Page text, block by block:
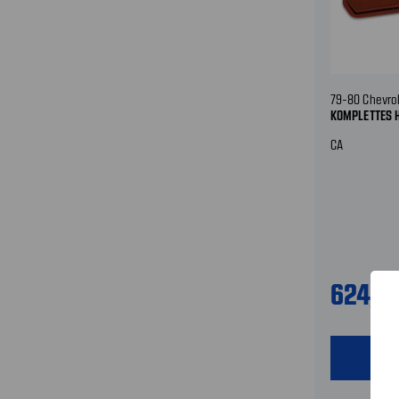
79-80
KOMPLETTES
CA